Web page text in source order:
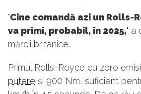
"Cine comandă azi un Rolls-
va primi, probabil, în 2025," a
mărcii britanice.
Primul Rolls-Royce cu zero
putere și 900 Nm, suficient